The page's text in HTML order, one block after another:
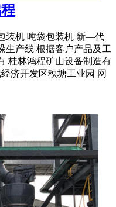
装机 吨袋包装机 新—代
生产线 根据客户产品及工
桂林鸿程矿山设备制造有
济开发区秧塘工业园 网